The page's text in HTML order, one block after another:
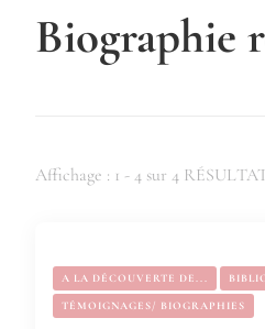
Biographie
Affichage : 1 - 4 sur 4
A LA DÉCOUVERTE DE...
TÉMOIGNAGES/ BIOGRAPHIES